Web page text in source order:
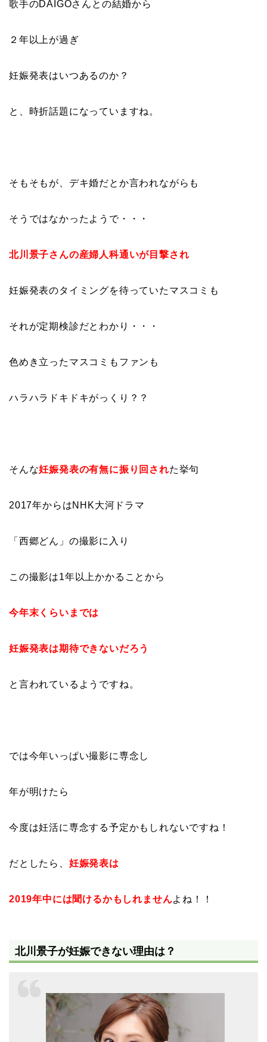
歌手のDAIGOさんとの結婚から
２年以上が過ぎ
妊娠発表はいつあるのか？
と、時折話題になっていますね。
そもそもが、デキ婚だとか言われながらも
そうではなかったようで・・・
北川景子さんの産婦人科通いが目撃され
妊娠発表のタイミングを待っていたマスコミも
それが定期検診だとわかり・・・
色めき立ったマスコミもファンも
ハラハラドキドキがっくり？？
そんな妊娠発表の有無に振り回された挙句
2017年からはNHK大河ドラマ
「西郷どん」の撮影に入り
この撮影は1年以上かかることから
今年末くらいまでは
妊娠発表は期待できないだろう
と言われているようですね。
では今年いっぱい撮影に専念し
年が明けたら
今度は妊活に専念する予定かもしれないですね！
だとしたら、 妊娠発表は
2019年中には聞けるかもしれませんよね！！
北川景子が妊娠できない理由は？